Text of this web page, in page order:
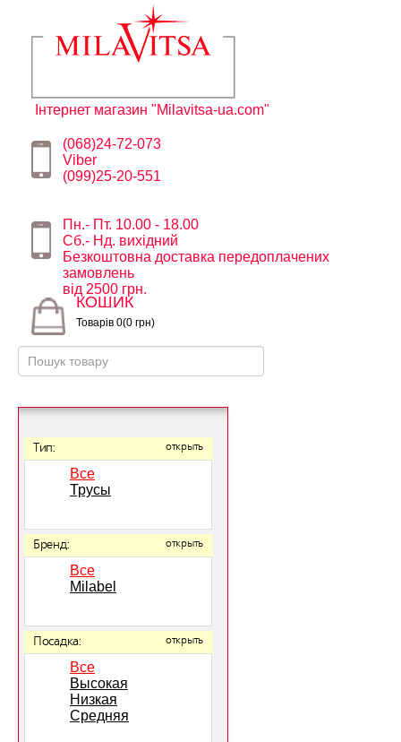
Інтернет магазин "Milavitsa-ua.com"
(068)24-72-073
Viber
(099)25-20-551
Пн.- Пт. 10.00 - 18.00
Сб.- Нд. вихідний
Безкоштовна доставка передоплачених
замовлень
від 2500 грн.
КОШИК
Товарів 0(0 грн)
Тип: открыть
Все
Трусы
Бренд: открыть
Все
Milabel
Посадка: открыть
Все
Высокая
Низкая
Средняя